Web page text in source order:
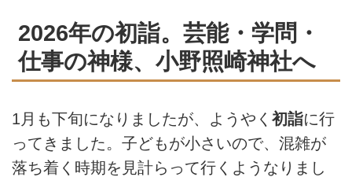
2026年の初詣。芸能・学問・
仕事の神様、小野照崎神社へ
1月も下旬になりましたが、ようやく 初詣に行
ってきました。子どもが小さいので、混雑が
落ち着く時期を見計らって行くようなりまし